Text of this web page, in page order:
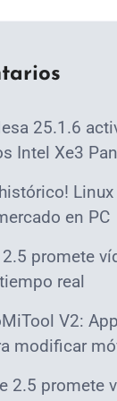
25.1.6
Intel Xe3
en PC
promete
real
V2: App
modificar
2.5 promete